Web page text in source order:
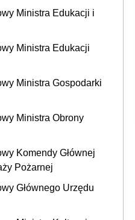
Ministra Edukacji i
Ministra Edukacji
Ministra Gospodarki
Ministra Obrony
Komendy Głównej
Pożarnej
Głównego Urzędu